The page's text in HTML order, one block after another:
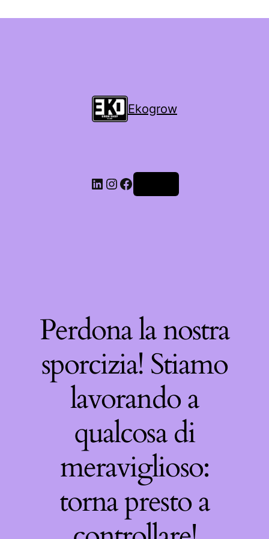
Ekogrow
Perdona la nostra
sporcizia! Stiamo
lavorando a
qualcosa di
meraviglioso:
torna presto a